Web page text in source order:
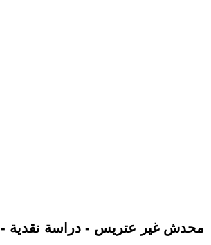
محدش غير عتريس - دراسة نقدية - 1